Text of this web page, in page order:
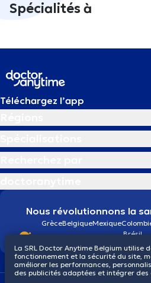
Spécialités à
Téléchargez l’app
Nous révolutionnons la
GrèceBelgiqueMexique
Brésil
La SRL Doctor Anytime Belgium utilise
fonctionnement et la sécurité du site,
améliorer les performances,
des publicités adaptées et intégrer des